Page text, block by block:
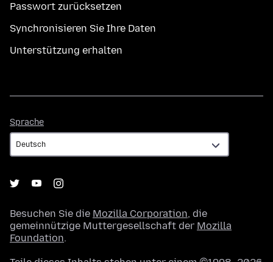
Passwort zurücksetzen
Synchronisieren Sie Ihre Daten
Unterstützung erhalten
Sprache
Besuchen Sie die Mozilla Corporation, die
gemeinnützige Muttergesellschaft der Mozilla
Foundation.